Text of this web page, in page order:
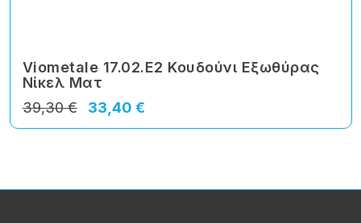
Viometale 17.02.E2 Κουδούνι Εξωθύρας
Νίκελ Ματ
33,40 €
39,30 €